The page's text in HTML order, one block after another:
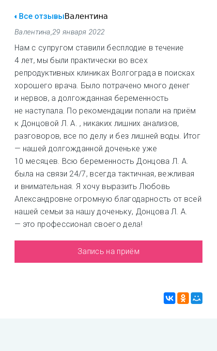
Все отзывыВалентина
Валентина,29 января 2022
Нам с супругом ставили бесплодие в течение
4 лет, мы были практически во всех
репродуктивных клиниках Волгограда в поисках
хорошего врача. Было потрачено много денег
и нервов, а долгожданная беременность
не наступала. По рекомендации попали на приём
к Донцовой Л. А. , никаких лишних анализов,
разговоров, все по делу и без лишней воды. Итог
— нашей долгожданной доченьке уже
10 месяцев. Всю беременность Донцова Л. А.
была на связи 24/7, всегда тактичная, вежливая
и внимательная. Я хочу выразить Любовь
Александровне огромную благодарность от всей
нашей семьи за нашу доченьку, Донцова Л. А.
— это профессионал своего дела!
Запись на приём